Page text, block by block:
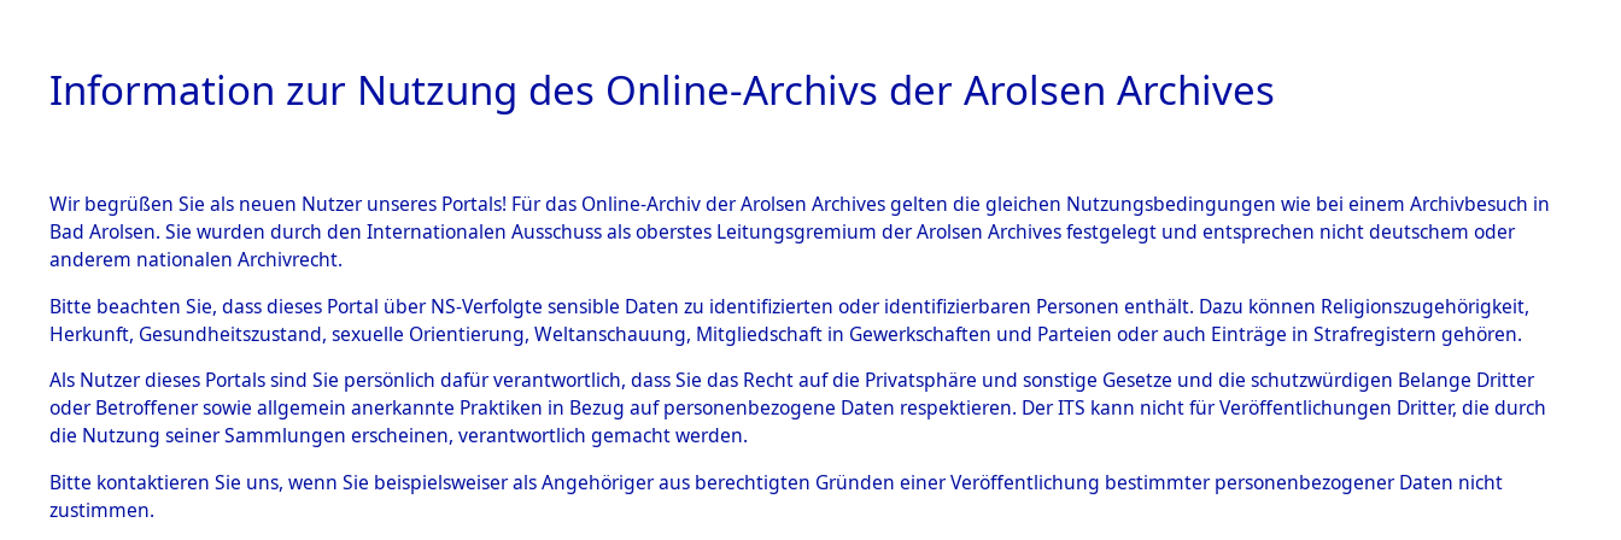
HOME BESTANDSBESCHREIBUNG ARCHIVALE ÜBERSICHT BILD
BESTÄNDE
Inhaftierungsdoku
mente
5. Verschiedenes
Todesmärsche
5.3.1 Alliierte
Ermittlungen zu den Orten Taxöldern - Waakirchen.→0001
(84605872)→0123 (84605996)
0123 (84605996)
Information zur Nutzung des Online-Archivs der Arolsen Archives
Wir begrüßen Sie als neuen Nutzer unseres Portals! Für das Online-Archiv der Arolsen Archives gelten die gleichen Nutzungsbedingungen wie bei einem Archivbesuch in
Bad Arolsen. Sie wurden durch den Internationalen Ausschuss als oberstes Leitungsgremium der Arolsen Archives festgelegt und entsprechen nicht deutschem oder
anderem nationalen Archivrecht.
Bitte beachten Sie, dass dieses Portal über NS-Verfolgte sensible Daten zu identifizierten oder identifizierbaren Personen enthält. Dazu können Religionszugehörigkeit,
Herkunft, Gesundheitszustand, sexuelle Orientierung, Weltanschauung, Mitgliedschaft in Gewerkschaften und Parteien oder auch Einträge in Strafregistern gehören.
Als Nutzer dieses Portals sind Sie persönlich dafür verantwortlich, dass Sie das Recht auf die Privatsphäre und sonstige Gesetze und die schutzwürdigen Belange Dritter
oder Betroffener sowie allgemein anerkannte Praktiken in Bezug auf personenbezogene Daten respektieren. Der ITS kann nicht für Veröffentlichungen Dritter, die durch
die Nutzung seiner Sammlungen erscheinen, verantwortlich gemacht werden.
Bitte kontaktieren Sie uns, wenn Sie beispielsweiser als Angehöriger aus berechtigten Gründen einer Veröffentlichung bestimmter personenbezogener Daten nicht
zustimmen.